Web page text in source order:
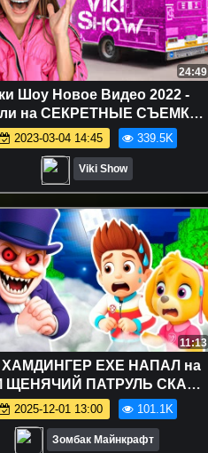
24:49
Шоу Новое Видео 2022 -
на СЕКРЕТНЫЕ СЪЕМКИ *
по моему личному ГРИМ
влог / Вики Шоу
2023-03-04 14:45 339.5K
Viki Show
11:13
EXE НАПАЛ на
ЩЕНЯЧИЙ ПАТРУЛЬ СКАЙ
в МАЙНКРАФТ PAW
PATROL МУЛЬТИК
2025-12-01 13:00 101.1K
Зомбак Майнкрафт